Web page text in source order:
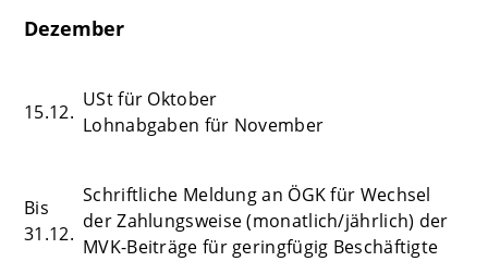
Dezember
15.12.
USt für Oktober
Lohnabgaben für November
Bis
31.12.
Schriftliche Meldung an ÖGK für Wechsel
der Zahlungsweise (monatlich/jährlich) der
MVK-Beiträge für geringfügig Beschäftigte